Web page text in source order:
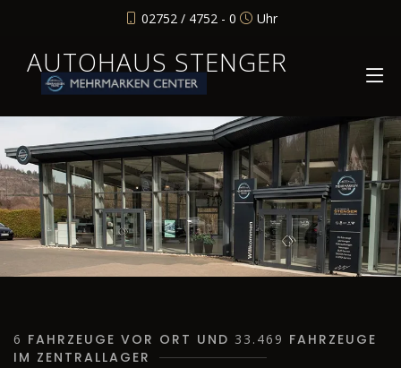
02752 / 4752 - 0 Uhr
AUTOHAUS STENGER
6 FAHRZEUGE VOR ORT UND 33.469 FAHRZEUGE
IM ZENTRALLAGER